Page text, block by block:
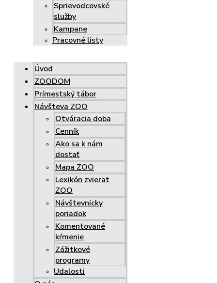
Sprievodcovské
služby
Kampane
Pracovné listy
Úvod
ZOODOM
Prímestský tábor
Návšteva ZOO
Otváracia doba
Cenník
Ako sa k nám
dostať
Mapa ZOO
Lexikón zvierat
ZOO
Návštevnícky
poriadok
Komentované
kŕmenie
Zážitkové
programy
Udalosti